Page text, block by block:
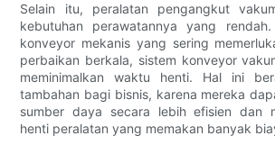
Selain itu, peralatan pengangkut
kebutuhan perawatannya yang
konveyor mekanis yang sering
perbaikan berkala, sistem konveyor
meminimalkan waktu henti. Hal ini
tambahan bagi bisnis, karena mereka
sumber daya secara lebih efisien dan
henti peralatan yang memakan banyak